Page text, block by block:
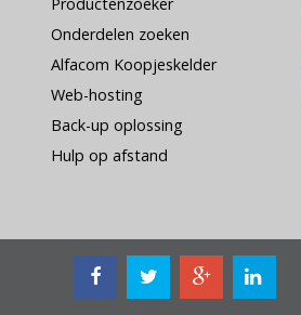
Onderdelen zoeken
Alfacom Koopjeskelder
Web-hosting
Back-up oplossing
Hulp op afstand